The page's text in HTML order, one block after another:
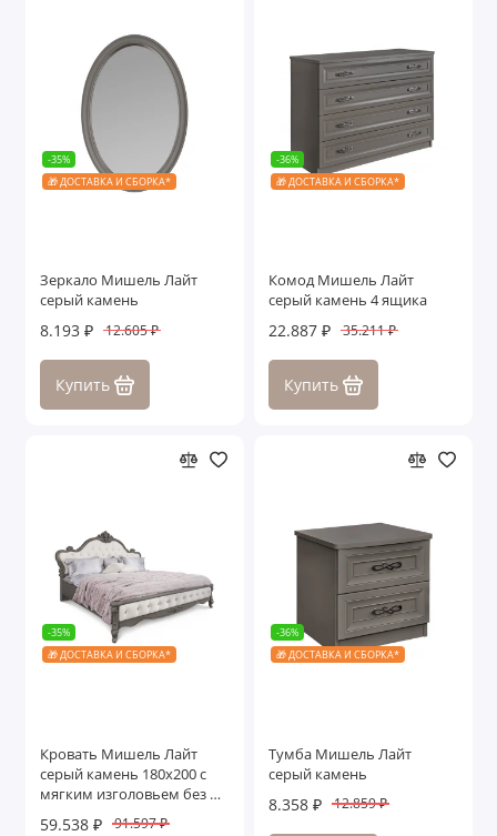
-35%
🎁 ДОСТАВКА И СБОРКА*
Зеркало Мишель Лайт
серый камень
8.193 ₽ 12.605 ₽
Купить
-36%
🎁 ДОСТАВКА И СБОРКА*
Комод Мишель Лайт
серый камень 4 ящика
22.887 ₽ 35.211 ₽
Купить
-35%
🎁 ДОСТАВКА И СБОРКА*
Кровать Мишель Лайт
серый камень 180х200 с
мягким изголовьем без п/
59.538 ₽ 91.597 ₽
-36%
🎁 ДОСТАВКА И СБОРКА*
Тумба Мишель Лайт
серый камень
8.358 ₽ 12.859 ₽